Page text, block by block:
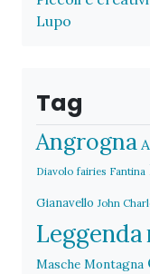
Lupo
Tag
Angrogna
Diavolo fairies Fantina
Gianavello John
Leggenda
Masche Montagna